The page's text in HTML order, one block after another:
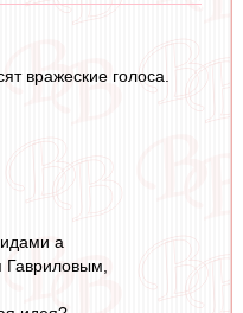
вражеские голоса.
а